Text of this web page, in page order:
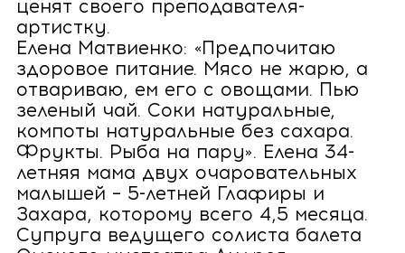
ценят своего преподавателя-
артистку.
Елена Матвиенко: «Предпочитаю
здоровое питание. Мясо не жарю, а
отвариваю, ем его с овощами. Пью
зеленый чай. Соки натуральные,
компоты натуральные без сахара.
Фрукты. Рыба на пару». Елена 34-
летняя мама двух очаровательных
малышей – 5-летней Глафиры и
Захара, которому всего 4,5 месяца.
Супруга ведущего солиста балета